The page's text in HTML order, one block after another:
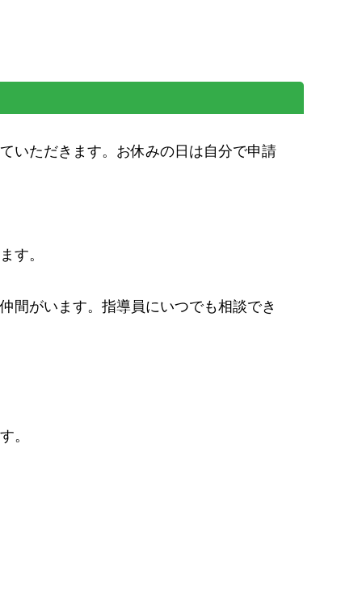
いただきます。お休みの日は自分で申請
す。
間がいます。指導員にいつでも相談でき
。